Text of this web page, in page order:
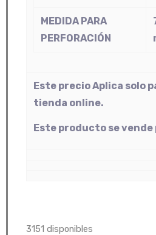
MEDIDA PARA
PERFORACIÓN
Este precio Aplica solo
tienda online.
Este producto se vende
3151 disponibles